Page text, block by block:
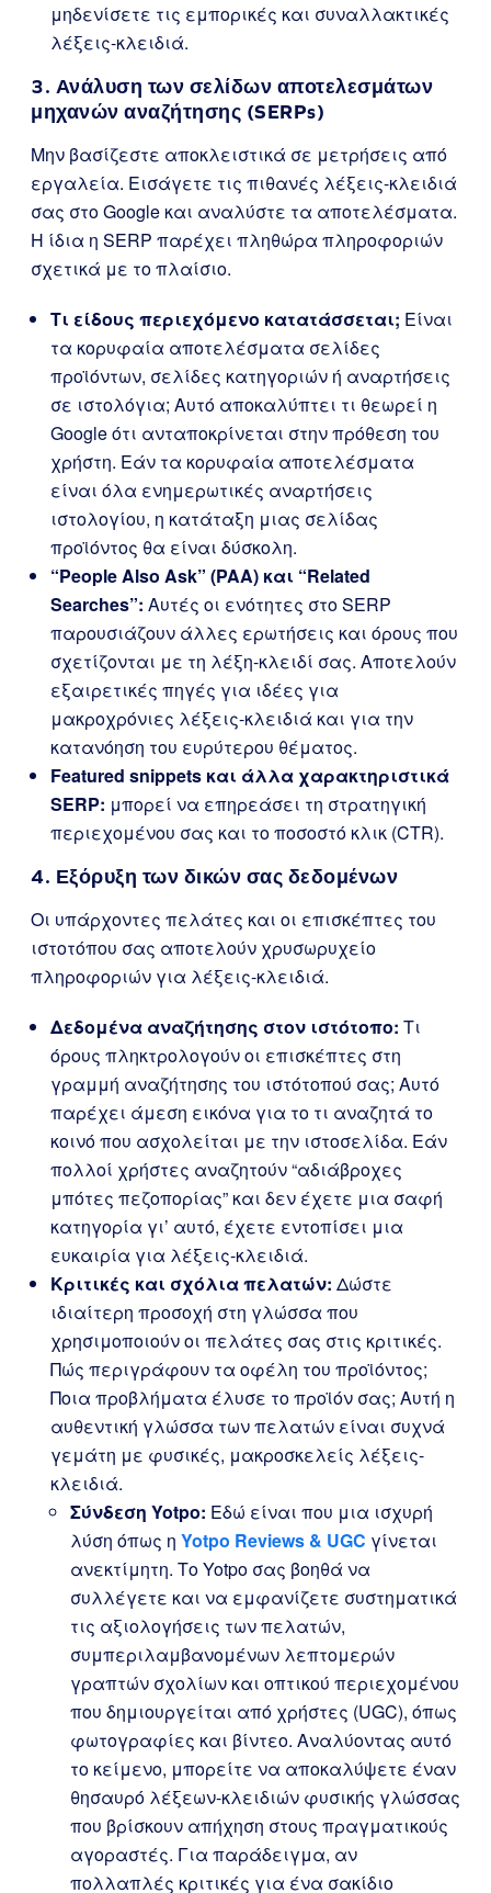
μηδενίσετε τις εμπορικές και συναλλακτικές
λέξεις-κλειδιά.
3. Ανάλυση των σελίδων αποτελεσμάτων
μηχανών αναζήτησης (SERPs)
Μην βασίζεστε αποκλειστικά σε μετρήσεις από
εργαλεία. Εισάγετε τις πιθανές λέξεις-κλειδιά
σας στο Google και αναλύστε τα αποτελέσματα.
Η ίδια η SERP παρέχει πληθώρα πληροφοριών
σχετικά με το πλαίσιο.
Τι είδους περιεχόμενο κατατάσσεται; Είναι
τα κορυφαία αποτελέσματα σελίδες
προϊόντων, σελίδες κατηγοριών ή αναρτήσεις
σε ιστολόγια; Αυτό αποκαλύπτει τι θεωρεί η
Google ότι ανταποκρίνεται στην πρόθεση του
χρήστη. Εάν τα κορυφαία αποτελέσματα
είναι όλα ενημερωτικές αναρτήσεις
ιστολογίου, η κατάταξη μιας σελίδας
προϊόντος θα είναι δύσκολη.
“People Also Ask” (PAA) και “Related
Searches”: Αυτές οι ενότητες στο SERP
παρουσιάζουν άλλες ερωτήσεις και όρους που
σχετίζονται με τη λέξη-κλειδί σας. Αποτελούν
εξαιρετικές πηγές για ιδέες για
μακροχρόνιες λέξεις-κλειδιά και για την
κατανόηση του ευρύτερου θέματος.
Featured snippets και άλλα χαρακτηριστικά
SERP: μπορεί να επηρεάσει τη στρατηγική
περιεχομένου σας και το ποσοστό κλικ (CTR).
4. Εξόρυξη των δικών σας δεδομένων
Οι υπάρχοντες πελάτες και οι επισκέπτες του
ιστοτόπου σας αποτελούν χρυσωρυχείο
πληροφοριών για λέξεις-κλειδιά.
Δεδομένα αναζήτησης στον ιστότοπο: Τι
όρους πληκτρολογούν οι επισκέπτες στη
γραμμή αναζήτησης του ιστότοπού σας; Αυτό
παρέχει άμεση εικόνα για το τι αναζητά το
κοινό που ασχολείται με την ιστοσελίδα. Εάν
πολλοί χρήστες αναζητούν “αδιάβροχες
μπότες πεζοπορίας” και δεν έχετε μια σαφή
κατηγορία γι’ αυτό, έχετε εντοπίσει μια
ευκαιρία για λέξεις-κλειδιά.
Κριτικές και σχόλια πελατών: Δώστε
ιδιαίτερη προσοχή στη γλώσσα που
χρησιμοποιούν οι πελάτες σας στις κριτικές.
Πώς περιγράφουν τα οφέλη του προϊόντος;
Ποια προβλήματα έλυσε το προϊόν σας; Αυτή η
αυθεντική γλώσσα των πελατών είναι συχνά
γεμάτη με φυσικές, μακροσκελείς λέξεις-
κλειδιά.
Σύνδεση Yotpo: Εδώ είναι που μια ισχυρή
λύση όπως η Yotpo Reviews & UGC γίνεται
ανεκτίμητη. Το Yotpo σας βοηθά να
συλλέγετε και να εμφανίζετε συστηματικά
τις αξιολογήσεις των πελατών,
συμπεριλαμβανομένων λεπτομερών
γραπτών σχολίων και οπτικού περιεχομένου
που δημιουργείται από χρήστες (UGC), όπως
φωτογραφίες και βίντεο. Αναλύοντας αυτό
το κείμενο, μπορείτε να αποκαλύψετε έναν
θησαυρό λέξεων-κλειδιών φυσικής γλώσσας
που βρίσκουν απήχηση στους πραγματικούς
αγοραστές. Για παράδειγμα, αν
πολλαπλές κριτικές για ένα σακίδιο